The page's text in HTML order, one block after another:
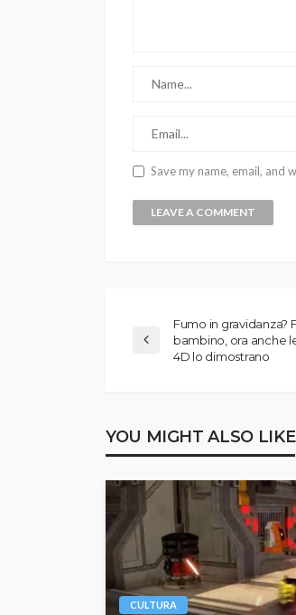
Save my name, email, and
Fumo in gravidanza?
bambino, ora anche
4D lo dimostrano
YOU MIGHT ALSO LIKE
CULTURA